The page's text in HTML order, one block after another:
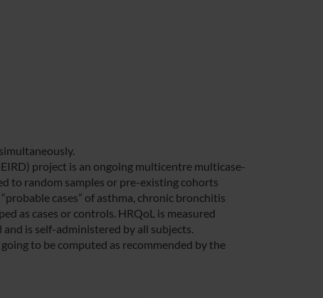
project is an ongoing multicentre multicase-
to random samples or pre-existing cohorts
cases” of asthma, chronic bronchitis
as cases or controls. HRQoL is measured
is self-administered by all subjects.
to be computed as recommended by the